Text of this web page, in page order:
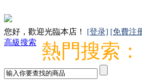
您好，歡迎光臨本店！ [登录] [免費注
高級搜索
熱門搜索：